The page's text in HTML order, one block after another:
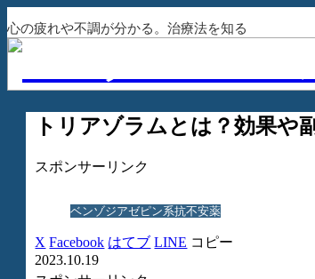
心の疲れや不調が分かる。治療法を知る
トリアゾラムとは？効果や
スポンサーリンク
ベンゾジアゼピン系抗不安薬
X Facebook はてブ LINE コピー
2023.10.19